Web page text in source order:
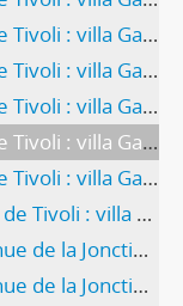
: villa Gardy
: villa Gardy
: villa Gardy
: villa Gardy
: villa Gardy
: villa Gardy
de l'usine Gardy
de l'usine Gardy